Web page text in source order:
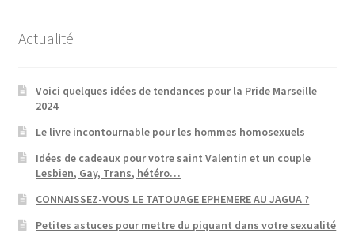
Actualité
Voici quelques idées de tendances pour la Pride Marseille
2024
Le livre incontournable pour les hommes homosexuels
Idées de cadeaux pour votre saint Valentin et un couple
Lesbien, Gay, Trans, hétéro…
CONNAISSEZ-VOUS LE TATOUAGE EPHEMERE AU JAGUA ?
Petites astuces pour mettre du piquant dans votre sexualité